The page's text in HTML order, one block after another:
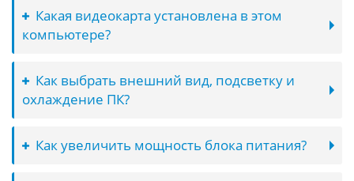
Какая видеокарта установлена в этом
компьютере?
Как выбрать внешний вид, подсветку и
охлаждение ПК?
Как увеличить мощность блока питания?